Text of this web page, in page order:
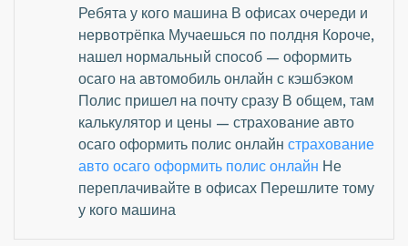
Ребята у кого машина В офисах очереди и
нервотрёпка Мучаешься по полдня Короче,
нашел нормальный способ — оформить
осаго на автомобиль онлайн с кэшбэком
Полис пришел на почту сразу В общем, там
калькулятор и цены — страхование авто
осаго оформить полис онлайнстрахование
авто осаго оформить полис онлайн Не
переплачивайте в офисах Перешлите тому
у кого машина